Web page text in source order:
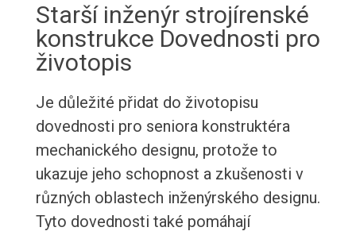
Starší inženýr strojírenské
konstrukce Dovednosti pro
životopis
Je důležité přidat do životopisu
dovednosti pro seniora konstruktéra
mechanického designu, protože to
ukazuje jeho schopnost a zkušenosti v
různých oblastech inženýrského designu.
Tyto dovednosti také pomáhají